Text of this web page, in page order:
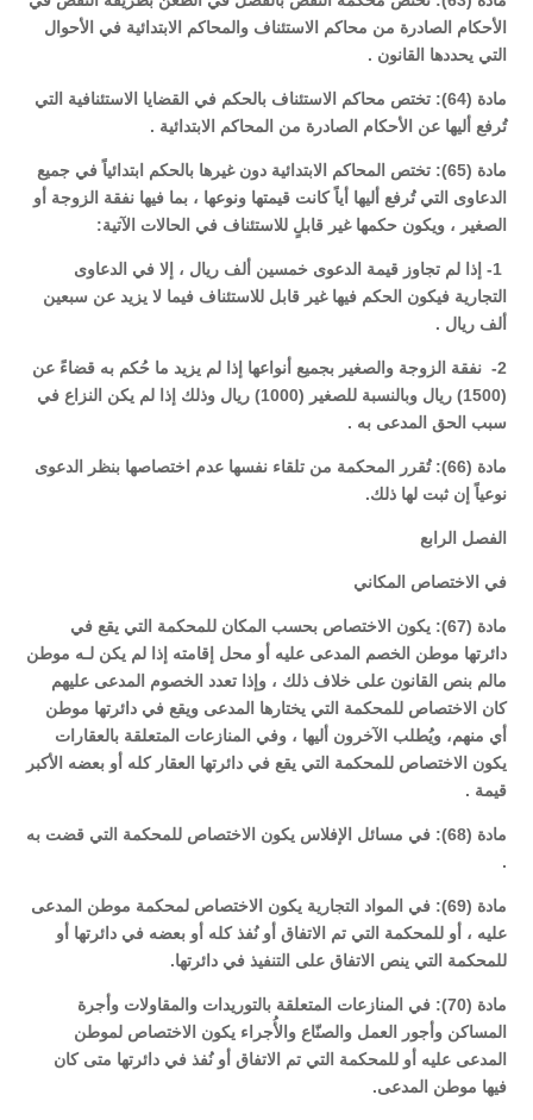
الأحكام الصادرة من محاكم الاستئناف والمحاكم الابتدائية في الأحوال
التي يحددها القانون .
مادة (64): تختص محاكم الاستئناف بالحكم في القضايا الاستئنافية التي
تُرفع أليها عن الأحكام الصادرة من المحاكم الابتدائية .
مادة (65): تختص المحاكم الابتدائية دون غيرها بالحكم ابتدائياً في جميع
الدعاوى التي تُرفع أليها أياً كانت قيمتها ونوعها ، بما فيها نفقة الزوجة أو
الصغير ، ويكون حكمها غير قابلٍ للاستئناف في الحالات الآتية:
1- إذا لم تجاوز قيمة الدعوى خمسين ألف ريال ، إلا في الدعاوى
التجارية فيكون الحكم فيها غير قابل للاستئناف فيما لا يزيد عن سبعين
ألف ريال .
2- نفقة الزوجة والصغير بجميع أنواعها إذا لم يزيد ما حُكم به قضاءً عن
(1500) ريال وبالنسبة للصغير (1000) ريال وذلك إذا لم يكن النزاع في
سبب الحق المدعى به .
مادة (66): تُقرر المحكمة من تلقاء نفسها عدم اختصاصها بنظر الدعوى
نوعياً إن ثبت لها ذلك.
الفصل الرابع
في الاختصاص المكاني
مادة (67): يكون الاختصاص بحسب المكان للمحكمة التي يقع في
دائرتها موطن الخصم المدعى عليه أو محل إقامته إذا لم يكن لـه موطن
مالم بنص القانون على خلاف ذلك ، وإذا تعدد الخصوم المدعى عليهم
كان الاختصاص للمحكمة التي يختارها المدعى ويقع في دائرتها موطن
أي منهم، ويُطلب الآخرون أليها ، وفي المنازعات المتعلقة بالعقارات
يكون الاختصاص للمحكمة التي يقع في دائرتها العقار كله أو بعضه الأكبر
قيمة .
مادة (68): في مسائل الإفلاس يكون الاختصاص للمحكمة التي قضت به
.
مادة (69): في المواد التجارية يكون الاختصاص لمحكمة موطن المدعى
عليه ، أو للمحكمة التي تم الاتفاق أو نُفذ كله أو بعضه في دائرتها أو
للمحكمة التي ينص الاتفاق على التنفيذ في دائرتها.
مادة (70): في المنازعات المتعلقة بالتوريدات والمقاولات وأجرة
المساكن وأجور العمل والصنّاع والأُجراء يكون الاختصاص لموطن
المدعى عليه أو للمحكمة التي تم الاتفاق أو نُفذ في دائرتها متى كان
فيها موطن المدعى.